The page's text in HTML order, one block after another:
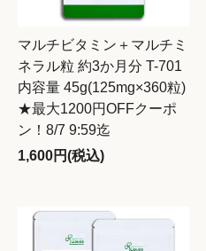
マルチビタミン＋マルチミ
ネラル粒 約3か月分 T-701
内容量 45g(125mg×360粒)
★最大1200円OFFクーポ
ン！8/7 9:59迄
1,600円(税込)